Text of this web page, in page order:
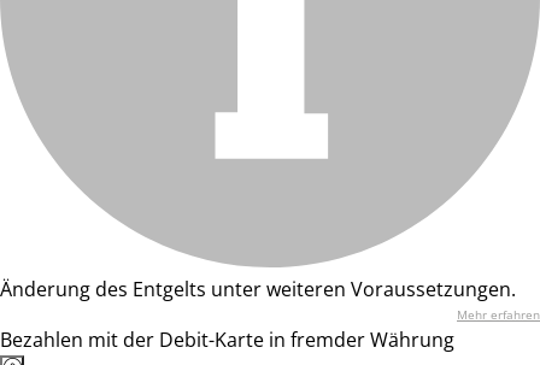
Änderung des Entgelts unter weiteren Voraussetzungen.
Mehr erfahren
Bezahlen mit der Debit-Karte in fremder Währung